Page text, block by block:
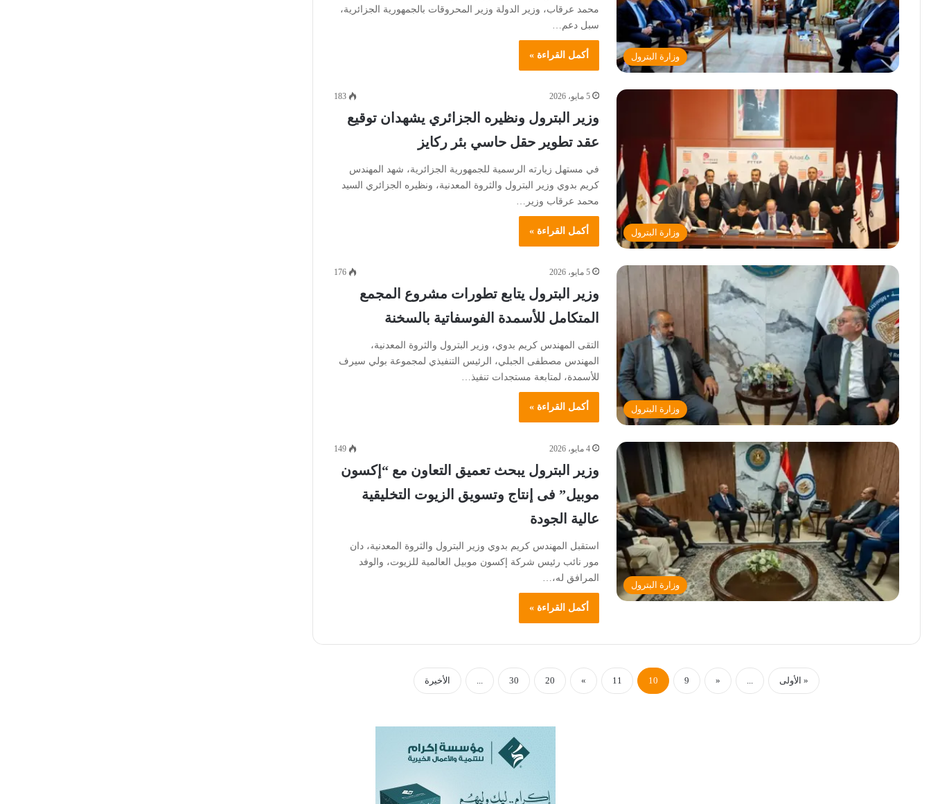
وزارة البترول
محمد عرقاب، وزير الدولة وزير المحروقات بالجمهورية الجزائرية،
سبل دعم…
أكمل القراءة »
وزارة البترول
5 مايو، 2026 183
وزير البترول ونظيره الجزائري يشهدان توقيع
عقد تطوير حقل حاسي بئر ركايز
في مستهل زيارته الرسمية للجمهورية الجزائرية، شهد المهندس
كريم بدوي وزير البترول والثروة المعدنية، ونظيره الجزائري السيد
محمد عرقاب وزير…
أكمل القراءة »
وزارة البترول
5 مايو، 2026 176
وزير البترول يتابع تطورات مشروع المجمع
المتكامل للأسمدة الفوسفاتية بالسخنة
التقى المهندس كريم بدوي، وزير البترول والثروة المعدنية،
المهندس مصطفى الجبلي، الرئيس التنفيذي لمجموعة بولي سيرف
للأسمدة، لمتابعة مستجدات تنفيذ…
أكمل القراءة »
وزارة البترول
4 مايو، 2026 149
وزير البترول يبحث تعميق التعاون مع “إكسون
موبيل” فى إنتاج وتسويق الزيوت التخليقية
عالية الجودة
استقبل المهندس كريم بدوي وزير البترول والثروة المعدنية، دان
مور نائب رئيس شركة إكسون موبيل العالمية للزيوت، والوفد
المرافق له،…
أكمل القراءة »
« الأولى «
9
10
11
»
20
30 الأخيرة